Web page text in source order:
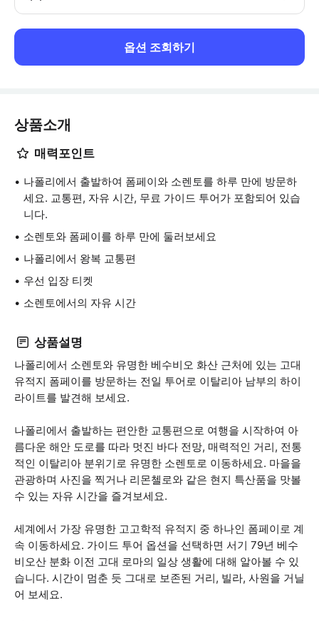
옵션 조회하기
상품소개
매력포인트
나폴리에서 출발하여 폼페이와 소렌토를 하루 만에 방문하
세요. 교통편, 자유 시간, 무료 가이드 투어가 포함되어 있습
니다.
소렌토와 폼페이를 하루 만에 둘러보세요
나폴리에서 왕복 교통편
우선 입장 티켓
소렌토에서의 자유 시간
상품설명
나폴리에서 소렌토와 유명한 베수비오 화산 근처에 있는 고대
유적지 폼페이를 방문하는 전일 투어로 이탈리아 남부의 하이
라이트를 발견해 보세요.
나폴리에서 출발하는 편안한 교통편으로 여행을 시작하여 아
름다운 해안 도로를 따라 멋진 바다 전망, 매력적인 거리, 전통
적인 이탈리아 분위기로 유명한 소렌토로 이동하세요. 마을을
관광하며 사진을 찍거나 리몬첼로와 같은 현지 특산품을 맛볼
수 있는 자유 시간을 즐겨보세요.
세계에서 가장 유명한 고고학적 유적지 중 하나인 폼페이로 계
속 이동하세요. 가이드 투어 옵션을 선택하면 서기 79년 베수
비오산 분화 이전 고대 로마의 일상 생활에 대해 알아볼 수 있
습니다. 시간이 멈춘 듯 그대로 보존된 거리, 빌라, 사원을 거닐
어 보세요.